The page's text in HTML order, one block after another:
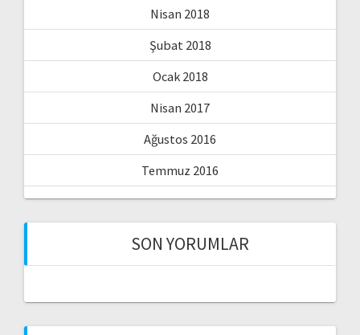
Nisan 2018
Şubat 2018
Ocak 2018
Nisan 2017
Ağustos 2016
Temmuz 2016
SON YORUMLAR